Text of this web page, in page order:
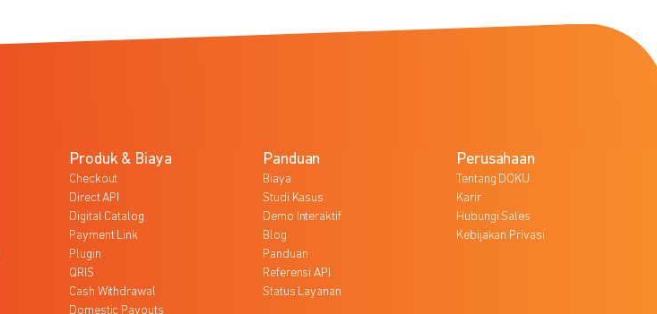
Produk & Biaya
Checkout
Direct API
Digital Catalog
Payment Link
Plugin
QRIS
Cash Withdrawal
Domestic Payouts
Panduan
Biaya
Studi Kasus
Demo Interaktif
Blog
Panduan
Referensi API
Status Layanan
Perusahaan
Tentang DOKU
Karir
Hubungi Sales
Kebijakan Privasi